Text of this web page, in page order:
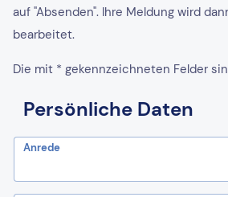
auf "Absenden". Ihre Meldung wird
bearbeitet.
Die mit * gekennzeichneten Felder